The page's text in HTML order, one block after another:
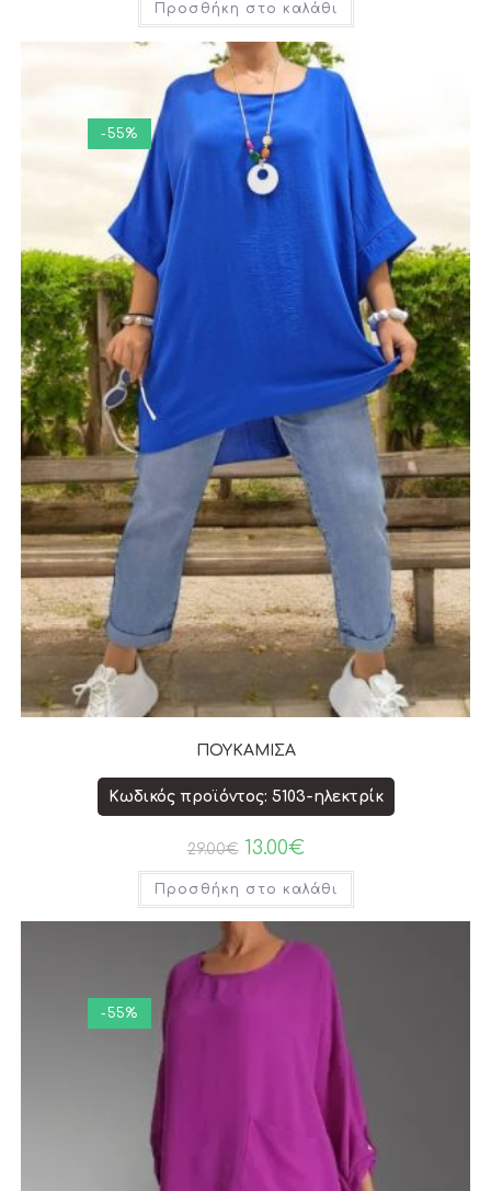
Προσθήκη στο καλάθι
-55%
ΠΟΥΚΑΜΙΣΑ
Κωδικός προϊόντος: 5103-ηλεκτρίκ
29.00€ 13.00€
Προσθήκη στο καλάθι
-55%